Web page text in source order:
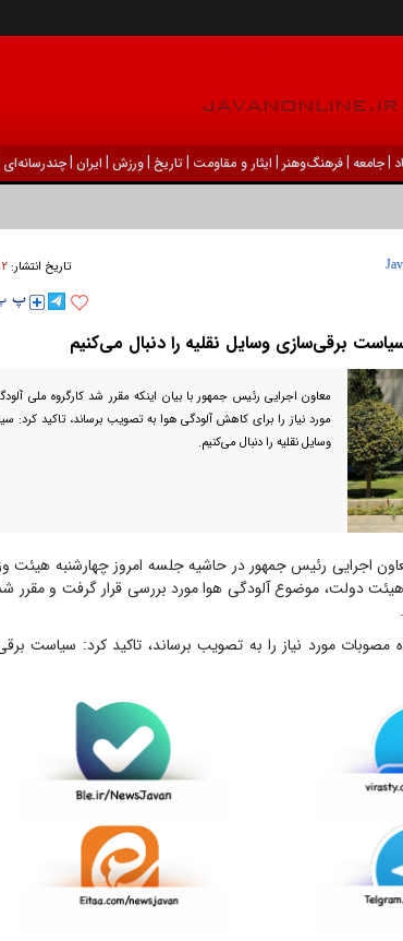
|جامعه |فرهنگ‌و‌هنر | ایثار و مقاومت |تاریخ |ورزش | ايران |چندرسانه‌ای
تاریخ انتشار:۱۲ آذر
سیاست برقی‌سازی وسایل نقلیه را دنبال می‌کنیم
معاون اجرایی رئیس جمهور با بیان اینکه مقرر شد کارگروه ملی
مورد نیاز را برای کاهش آلودگی هوا به تصویب برساند، تاکید کرد:
وسایل نقلیه را دنبال می‌کنیم.
اجرایی رئیس جمهور در حاشیه جلسه امروز چهارشنبه هیئت
هیئت دولت، موضوع آلودگی هوا مورد بررسی قرار گرفت و مقرر
مصوبات مورد نیاز را به تصویب برساند، تاکید کرد: سیاست